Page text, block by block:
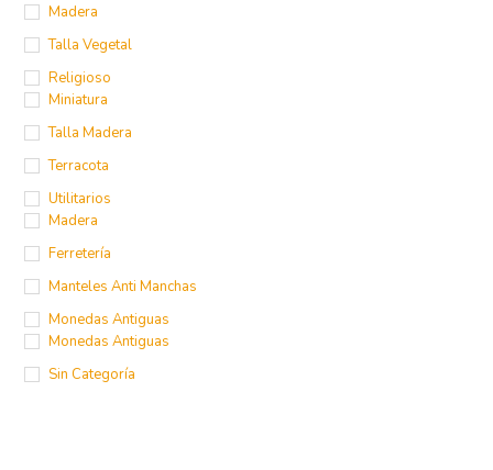
Madera
Talla Vegetal
Religioso
Miniatura
Talla Madera
Terracota
Utilitarios
Madera
Ferretería
Manteles Anti Manchas
Monedas Antiguas
Monedas Antiguas
Sin Categoría